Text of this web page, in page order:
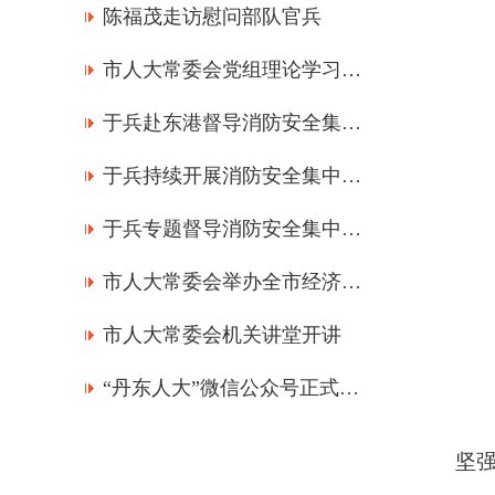
坚
陈福茂走访慰问部队官兵
市人大常委会党组理论学习中心组召开学习（扩大）会议
于兵赴东港督导消防安全集中整治工作
于兵持续开展消防安全集中整治工作专题督导
于兵专题督导消防安全集中整治工作
市人大常委会举办全市经济形势专题辅导讲座
市人大常委会机关讲堂开讲
“丹东人大”微信公众号正式上线